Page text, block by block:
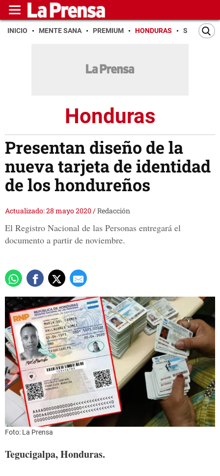
INICIO MENTE SANA PREMIUM HONDURAS SAN PEDRO
Honduras
Presentan diseño de la
nueva tarjeta de identidad
de los hondureños
Actualizado: 28 mayo 2020/Redacción
El Registro Nacional de las Personas entregará el
documento a partir de noviembre.
Foto: La Prensa
Tegucigalpa, Honduras.